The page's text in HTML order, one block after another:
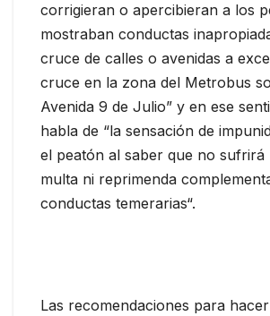
corrigieran o apercibieran a los
mostraban conductas
cruce de calles o avenidas a
cruce en la zona del Metrobus
Avenida 9 de Julio” y en ese
habla de “la sensación de
el peatón al saber que no sufrirá
multa ni reprimenda
conductas temerarias“.
Las recomendaciones para